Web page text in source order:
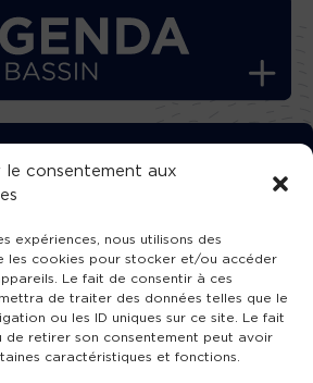
le consentement aux
expériences, nous utilisons des
les cookies pour stocker et/ou accéder
Le fait de consentir à ces
de traiter des données telles que le
ou les ID uniques sur ce site. Le fait
de retirer son consentement peut avoir
caractéristiques et fonctions.
GRATUITEMENT
TVBA !
SUIVEZ-NOUS !